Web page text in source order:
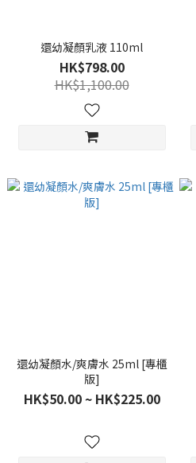
還幼凝顏乳液 110ml
HK$798.00
HK$1,100.00
還幼凝顏水/爽膚水 25ml [專櫃
版]
HK$50.00 ~ HK$225.00